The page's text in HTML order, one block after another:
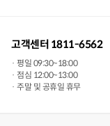
고객센터 1811-6562
· 평일 09:30~18:00
· 점심 12:00~13:00
· 주말 및 공휴일 휴무